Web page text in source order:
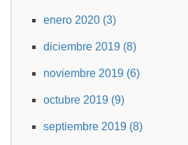
enero 2020 (3)
diciembre 2019 (8)
noviembre 2019 (6)
octubre 2019 (9)
septiembre 2019 (8)